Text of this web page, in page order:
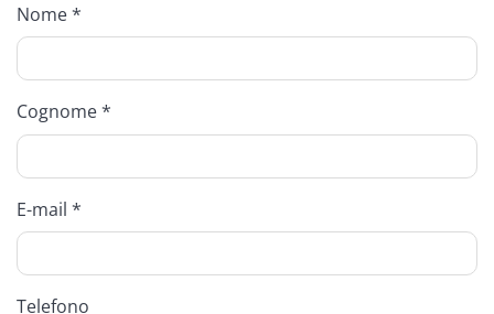
Nome *
Cognome *
E-mail *
Telefono